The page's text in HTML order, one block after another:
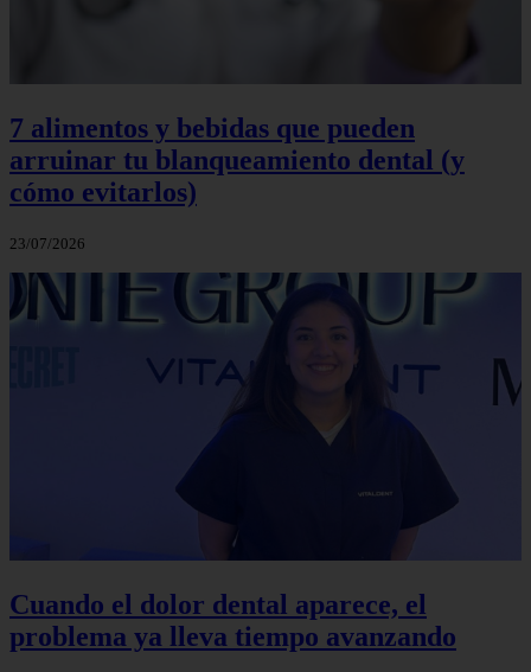
7 alimentos y bebidas que pueden
arruinar tu blanqueamiento dental (y
cómo evitarlos)
23/07/2026
Cuando el dolor dental aparece, el
problema ya lleva tiempo avanzando